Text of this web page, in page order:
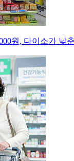
원, 다이소가 낮